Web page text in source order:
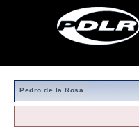
Pedro de la Rosa